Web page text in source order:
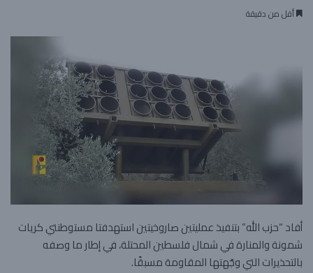
أقل من دقيقة
أفاد “حزب الله” بتنفيذ عمليتين صاروخيتين استهدفتا مستوطنتي كريات
شمونة والمنارة في شمال فلسطين المحتلة، في إطار ما وصفه
بالتحذيرات التي وجّهتها المقاومة مسبقًا.